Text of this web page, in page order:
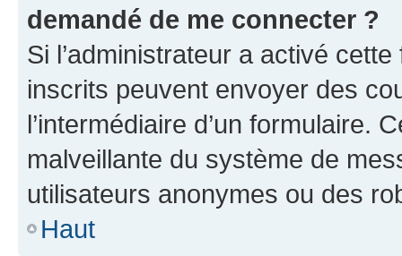
demandé de me connecter ?
Si l’administrateur a activé
inscrits peuvent envoyer des
l’intermédiaire d’un formulaire.
malveillante du système de
utilisateurs anonymes ou des
Haut